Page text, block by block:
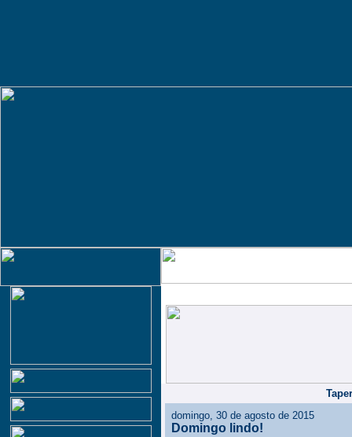
domingo, 30 de agosto de 2015
Domingo lindo!